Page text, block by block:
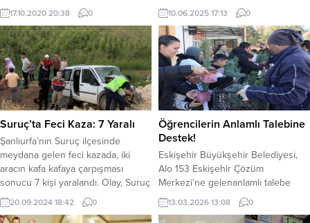
Exchanges - WFE) 2019 verilerine
göre, Borsa İstanbul'un Pay Vadeli
İşlem Sözleşmeleri'nde geçen
yıl dünyanın en hızlı büyüyen
borsası olduğu bildirildi.
17.10.2020 20:38 0
şahısların yakalanmasına yönelik
faaliyetler gerçekleştirildiğini
bildirdi. Yapılan operasyonlar
sonucunda; 381 farklı noktada
1.877 personelin desteğiyle; Hapis
cezası ve yakalanma emriyle
aranmakta olan toplam 278 şahıs
yakalandı. Yakalananlar arasında;
Adam öldürme suçundan 4 şahıs,
Hırsızlık suçundan 34 şahıs,
Dolandırıcılık suçundan...
10.06.2025 17:13 0
Suruç’ta Feci Kaza: 7 Yaralı
Şanlıurfa’nın Suruç ilçesinde
meydana gelen feci kazada, iki
aracın kafa kafaya çarpışması
sonucu 7 kişi yaralandı. Olay, Suruç
çevre yolunda gerçekleşti.İhbar
üzerine olay yerine gelen sağlık
20.09.2024 18:42 0
Öğrencilerin Anlamlı Talebine
Destek!
Eskişehir Büyükşehir Belediyesi,
Alo 153 Eskişehir Çözüm
Merkezi’ne gelenanlamlı talebe
kayıtsız kalmadı. Geçtiğimiz
günlerde katledilen Fatma Nur
13.03.2026 13:08 0